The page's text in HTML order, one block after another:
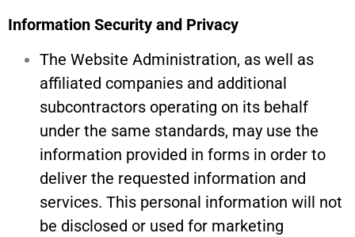
Information Security and Privacy
The Website Administration, as well as
affiliated companies and additional
subcontractors operating on its behalf
under the same standards, may use the
information provided in forms in order to
deliver the requested information and
services. This personal information will not
be disclosed or used for marketing